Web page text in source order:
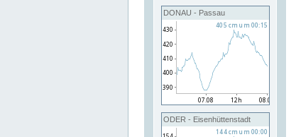
DONAU - Passau
ODER - Eisenhüttenstadt